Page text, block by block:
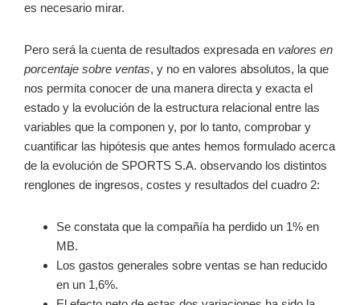
es necesario mirar.
Pero será la cuenta de resultados expresada en valores en
porcentaje sobre ventas, y no en valores absolutos, la que
nos permita conocer de una manera directa y exacta el
estado y la evolución de la estructura relacional entre las
variables que la componen y, por lo tanto, comprobar y
cuantificar las hipótesis que antes hemos formulado acerca
de la evolución de SPORTS S.A. observando los distintos
renglones de ingresos, costes y resultados del cuadro 2:
Se constata que la compañía ha perdido un 1% en
MB.
Los gastos generales sobre ventas se han reducido
en un 1,6%.